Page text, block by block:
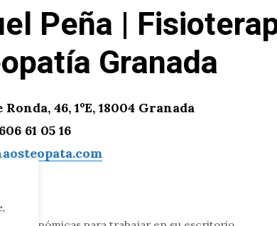
Peña |
Granada
46, 1ºE, 18004 Granada
61 05 16